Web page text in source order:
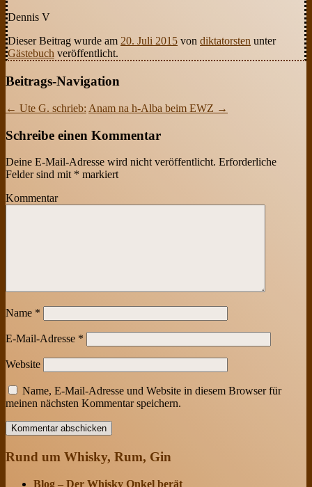
Dennis V
Dieser Beitrag wurde am 20. Juli 2015 von diktatorsten unter
Gästebuch veröffentlicht.
Beitrags-Navigation
← Ute G. schrieb: Anam na h-Alba beim EWZ →
Schreibe einen Kommentar
Deine E-Mail-Adresse wird nicht veröffentlicht. Erforderliche
Felder sind mit * markiert
Kommentar
Name *
E-Mail-Adresse *
Website
Name, E-Mail-Adresse und Website in diesem Browser für
meinen nächsten Kommentar speichern.
Rund um Whisky, Rum, Gin
Blog – Der Whisky Onkel berät